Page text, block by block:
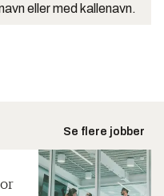
eller med kallenavn.
Se flere jobber